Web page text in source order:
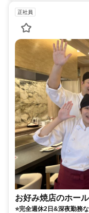
正社員
お好み焼店のホー
⭐完全週休2日&深夜勤務